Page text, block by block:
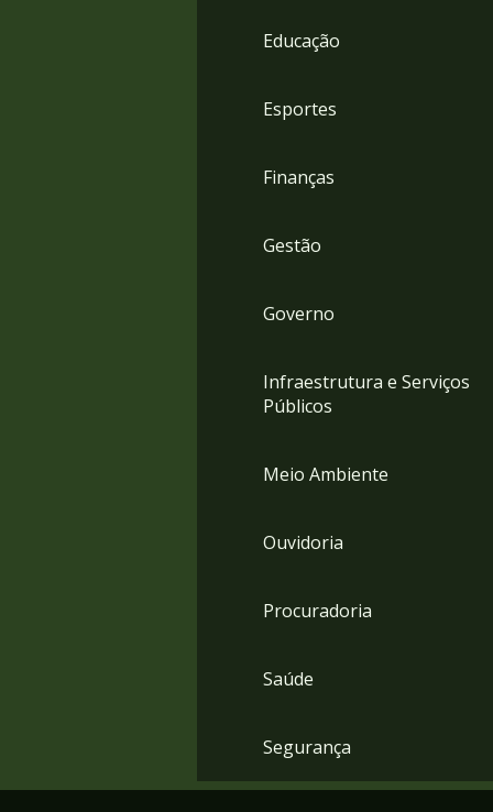
Educação
Esportes
Finanças
Gestão
Governo
Infraestrutura e Serviços
Públicos
Meio Ambiente
Ouvidoria
Procuradoria
Saúde
Segurança